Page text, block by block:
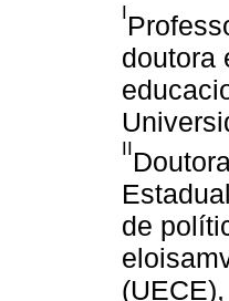
I
doutora
II
de